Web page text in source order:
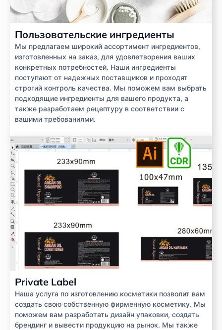
Пользовательские ингредиенты
Мы предлагаем широкий ассортимент ингредиентов,
изготовленных на заказ, для удовлетворения ваших
конкретных потребностей. Наши ингредиенты
поступают от надежных поставщиков и проходят
строгий контроль качества. Мы поможем вам выбрать
подходящие ингредиенты для вашего продукта, а
также разработаем рецептуру в соответствии с
вашими требованиями.
Private Label
Наша услуга по изготовлению косметики позволит вам
создать свою собственную фирменную косметику. Мы
поможем вам разработать дизайн упаковки, создать
брендинг и вывести продукцию на рынок. Мы также